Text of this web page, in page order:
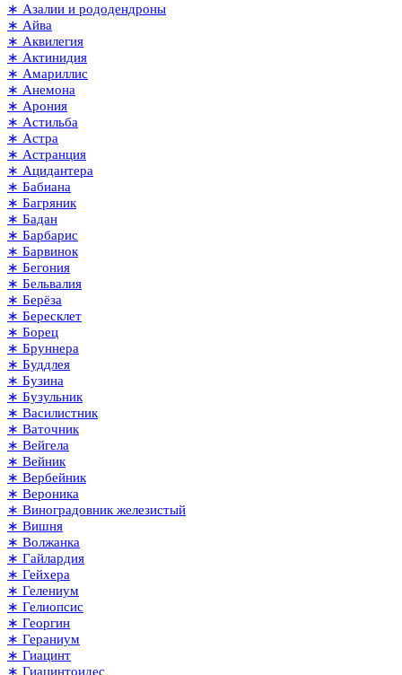
∗ Азалии и рододендроны
∗ Айва
∗ Аквилегия
∗ Актинидия
∗ Амариллис
∗ Анемона
∗ Арония
∗ Астильба
∗ Астра
∗ Астранция
∗ Ацидантера
∗ Бабиана
∗ Багряник
∗ Бадан
∗ Барбарис
∗ Барвинок
∗ Бегония
∗ Бельвалия
∗ Берёза
∗ Бересклет
∗ Борец
∗ Бруннера
∗ Буддлея
∗ Бузина
∗ Бузульник
∗ Василистник
∗ Ваточник
∗ Вейгела
∗ Вейник
∗ Вербейник
∗ Вероника
∗ Виноградовник железистый
∗ Вишня
∗ Волжанка
∗ Гайлардия
∗ Гейхера
∗ Гелениум
∗ Гелиопсис
∗ Георгин
∗ Гераниум
∗ Гиацинт
∗ Гиацинтоидес